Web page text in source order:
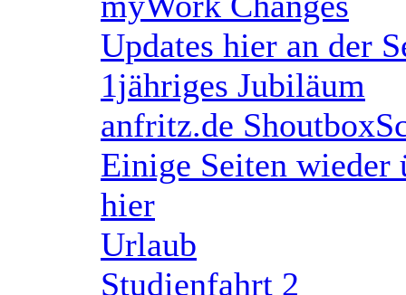
Updates hier an der
1jähriges Jubiläum
anfritz.de
Einige Seiten wieder
hier
Urlaub
Studienfahrt 2